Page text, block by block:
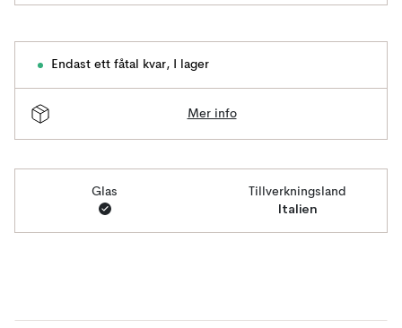
Endast ett fåtal kvar, I lager
Mer info
Glas Tillverkningsland
Italien